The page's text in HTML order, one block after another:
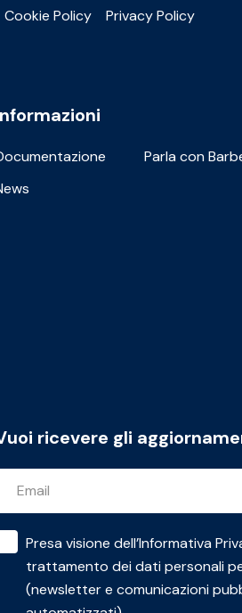
Cookie Policy Privacy Policy
Parla con
ricevere gli
Presa visione dell’Informativa
trattamento dei dati personali
(newsletter e comunicazioni